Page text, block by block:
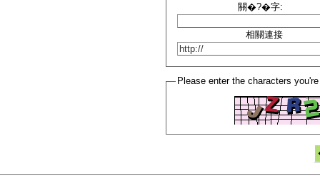
關�?�字:
相關連接
Please enter the characters